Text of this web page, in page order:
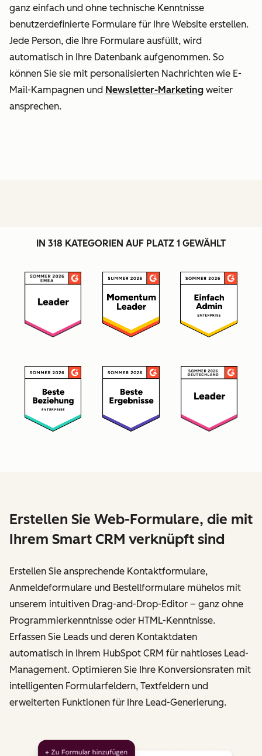
ganz einfach und ohne technische Kenntnisse
benutzerdefinierte Formulare für Ihre Website erstellen.
Jede Person, die Ihre Formulare ausfüllt, wird
automatisch in Ihre Datenbank aufgenommen. So
können Sie sie mit personalisierten Nachrichten wie E-
Mail-Kampagnen und Newsletter-Marketing weiter
ansprechen.
IN 318 KATEGORIEN AUF PLATZ 1 GEWÄHLT
Erstellen Sie Web-Formulare, die mit
Ihrem Smart CRM verknüpft sind
Erstellen Sie ansprechende Kontaktformulare,
Anmeldeformulare und Bestellformulare mühelos mit
unserem intuitiven Drag-and-Drop-Editor – ganz ohne
Programmierkenntnisse oder HTML-Kenntnisse.
Erfassen Sie Leads und deren Kontaktdaten
automatisch in Ihrem HubSpot CRM für nahtloses Lead-
Management. Optimieren Sie Ihre Konversionsraten mit
intelligenten Formularfeldern, Textfeldern und
erweiterten Funktionen für Ihre Lead-Generierung.